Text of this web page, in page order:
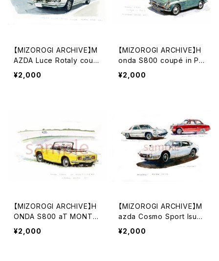
【MIZOROGI ARCHIVE】M
AZDA Luce Rotaly coup
e《A4/A3サイズ》
¥2,000
【MIZOROGI ARCHIVE】H
onda S800 coupé in Pa
ris.《A4/A3サイズ》
¥2,000
【MIZOROGI ARCHIVE】H
ONDA S800 aT MONTL
HÉRY.《A4/A3サイズ》
¥2,000
【MIZOROGI ARCHIVE】M
azda Cosmo Sport Isuz
u Bellett 1600 GT TOYO
TA 2000 GT《A4/A3サイ
¥2,000